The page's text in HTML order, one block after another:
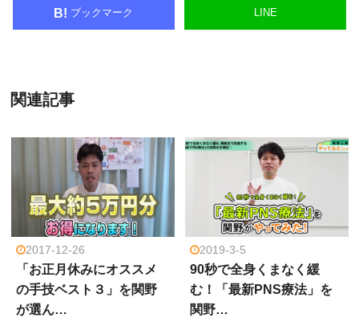
B! ブックマーク LINE
関連記事
2017-12-26
「お正月休みにオススメ
の手技ベスト３」を関野
が選ん…
2019-3-5
90秒で全身くまなく緩
む！「最新PNS療法」を
関野…